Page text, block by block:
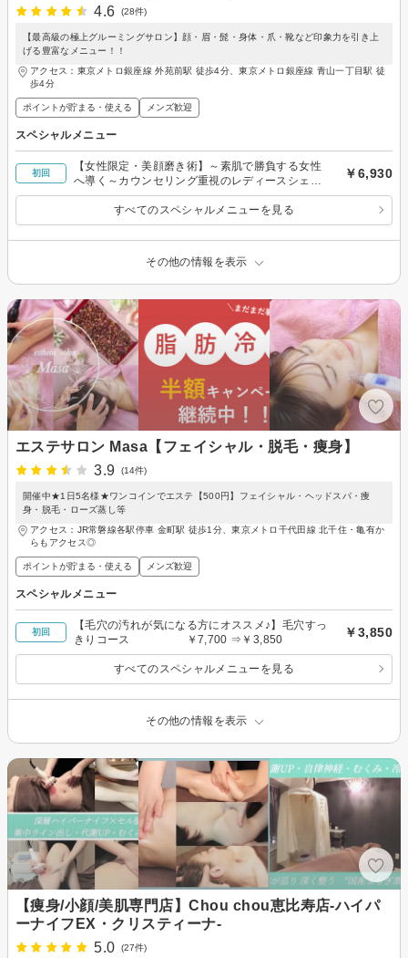
4.6
(28件)
【最高級の極上グルーミングサロン】顔・眉・髭・身体・爪・靴など印象力を引き上
げる豊富なメニュー！！
アクセス：東京メトロ銀座線 外苑前駅 徒歩4分、東京メトロ銀座線 青山一丁目駅 徒
歩4分
ポイントが貯まる・使える メンズ歓迎
スペシャルメニュー
初回
【女性限定・美顔磨き術】～素肌で勝負する女性
へ導く～カウンセリング重視のレディースシェー
ビング
￥6,930
すべてのスペシャルメニューを見る
その他の情報を表示
エステサロン Masa【フェイシャル・脱毛・痩身】
3.9
(14件)
開催中★1日5名様★ワンコインでエステ【500円】フェイシャル・ヘッドスパ・痩
身・脱毛・ローズ蒸し等
アクセス：JR常磐線各駅停車 金町駅 徒歩1分、東京メトロ千代田線 北千住・亀有か
らもアクセス◎
ポイントが貯まる・使える メンズ歓迎
スペシャルメニュー
初回
【毛穴の汚れが気になる方にオススメ♪】毛穴すっ
きりコース ￥7,700 ⇒￥3,850
￥3,850
すべてのスペシャルメニューを見る
その他の情報を表示
【痩身/小顔/美肌専門店】Chou chou恵比寿店-ハイパ
ーナイフEX・クリスティーナ-
5.0
(27件)